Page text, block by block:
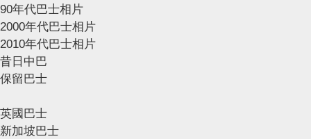
90年代巴士相片
2000年代巴士相片
2010年代巴士相片
昔日中巴
保留巴士
英國巴士
新加坡巴士